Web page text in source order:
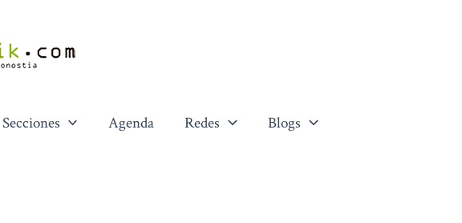
Secciones Agenda Redes Blogs